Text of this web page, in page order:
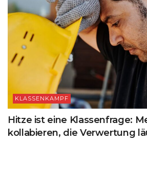
KLASSENKAMPF
Hitze ist eine Klassenfrage:
kollabieren, die Verwertung